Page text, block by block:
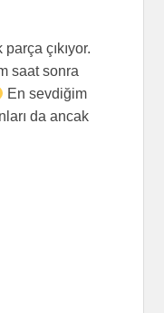
çıkıyor.
saat sonra
En sevdiğim
da ancak